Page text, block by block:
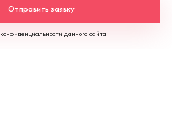
Отправить заявку
конфиденциальности данного сайта